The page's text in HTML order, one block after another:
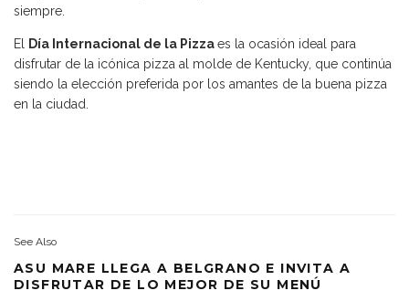
siempre.
El Día Internacional de la Pizzaes la ocasión ideal para
disfrutar de la icónica pizza al molde de Kentucky, que continúa
siendo la elección preferida por los amantes de la buena pizza
en la ciudad.
See Also
ASU MARE LLEGA A BELGRANO E INVITA A
DISFRUTAR DE LO MEJOR DE SU MENÚ